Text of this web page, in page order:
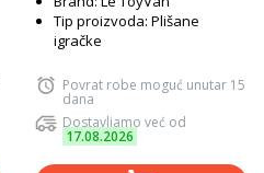
Tip proizvoda: Plišane
igračke
Povrat robe moguć unutar 15
dana
Dostavljamo već od
17.08.2026